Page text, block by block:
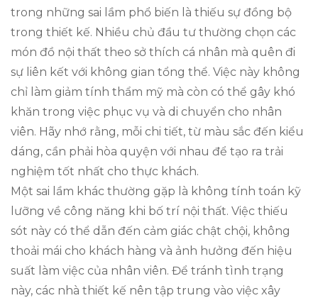
trong những sai lầm phổ biến là thiếu sự đồng bộ
trong thiết kế. Nhiều chủ đầu tư thường chọn các
món đồ nội thất theo sở thích cá nhân mà quên đi
sự liên kết với không gian tổng thể. Việc này không
chỉ làm giảm tính thẩm mỹ mà còn có thể gây khó
khăn trong việc phục vụ và di chuyển cho nhân
viên. Hãy nhớ rằng, mỗi chi tiết, từ màu sắc đến kiểu
dáng, cần phải hòa quyện với nhau để tạo ra trải
nghiệm tốt nhất cho thực khách.
Một sai lầm khác thường gặp là không tính toán kỹ
lưỡng về công năng khi bố trí nội thất. Việc thiếu
sót này có thể dẫn đến cảm giác chật chội, không
thoải mái cho khách hàng và ảnh hưởng đến hiệu
suất làm việc của nhân viên. Để tránh tình trạng
này, các nhà thiết kế nên tập trung vào việc xây